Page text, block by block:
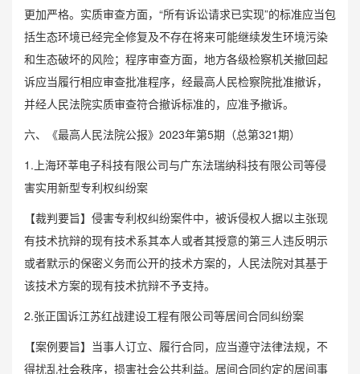
更加严格。实质审查方面，“所有诉讼请求已实现”的标准应当包
括生态环境已经完全修复及不存在将来可能继续发生环境污染
和生态破坏的风险；程序审查方面，地方各级检察机关撤回起
诉应当履行相应审查批准程序，经最高人民检察院批准撤诉，
并经人民法院实质审查符合撤诉标准的，应准予撤诉。
六、《最高人民法院公报》2023年第5期（总第321期）
1.上海环莘电子科技有限公司与广东法瑞纳科技有限公司等侵
害实用新型专利权纠纷案
【裁判要旨】侵害专利权纠纷案件中，被诉侵权人据以主张现
有技术抗辩的现有技术系其本人或者其授意的第三人违反明示
或者默示的保密义务而公开的技术方案的，人民法院对其基于
该技术方案的现有技术抗辩不予支持。
2.张正国诉江苏红战建设工程有限公司等居间合同纠纷案
【案例要旨】当事人订立、履行合同，应当遵守法律法规，不
得扰乱社会秩序，损害社会公共利益。居间合同约定的居间事